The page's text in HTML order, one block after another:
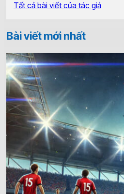
Tất cả bài viết của tác giả
Bài viết mới nhất